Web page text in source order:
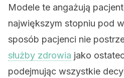
Modele te angażują
największym stopniu pod
sposób pacjenci nie
służby zdrowia jako
podejmując wszystkie